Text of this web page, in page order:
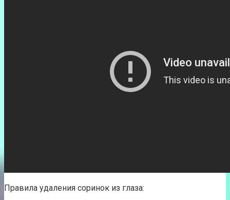
Правила удаления соринок из глаза: